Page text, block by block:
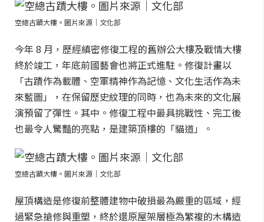
空總古蹟大樓。圖片來源｜文化部
今年 8 月，歷經縝密修復工程的舊辦公大樓及戰情大樓
終於竣工，年底前國藝會也將正式進駐。修復計畫以
「古蹟作為載體、空軍精神作為記憶、文化生活作為未
來藍圖」，在保留歷史紋理的同時，也為未來的文化展
演預留了彈性。其中。修復工程中最具挑戰性、完工後
也最令人驚豔的亮點，是建築頂樓的「貓道」。
空總古蹟大樓。圖片來源｜文化部
屋頂構造是修復前整體建物中破損最為嚴重的區域，經
過緊急搶修與重塑，終於還原屋架層極為繁複的木構造